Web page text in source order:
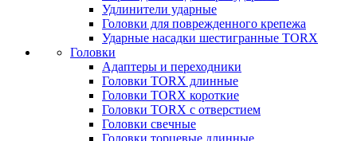
Удлинители ударные
Головки для поврежденного крепежа
Ударные насадки шестигранные TORX
Головки
Адаптеры и переходники
Головки TORX длинные
Головки TORX короткие
Головки TORX с отверстием
Головки свечные
Головки торцевые длинные